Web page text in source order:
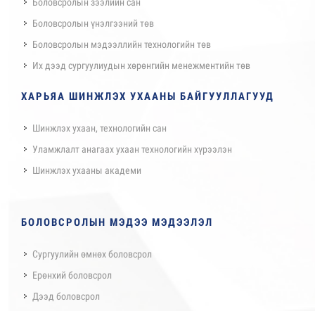
Боловсролын зээлийн сан
Боловсролын үнэлгээний төв
Боловсролын мэдээллийн технологийн төв
Их дээд сургуулиудын хөрөнгийн менежментийн төв
ХАРЬЯА ШИНЖЛЭХ УХААНЫ БАЙГУУЛЛАГУУД
Шинжлэх ухаан, технологийн сан
Уламжлалт анагаах ухаан технологийн хүрээлэн
Шинжлэх ухааны академи
БОЛОВСРОЛЫН МЭДЭЭ МЭДЭЭЛЭЛ
Сургуулийн өмнөх боловсрол
Ерөнхий боловсрол
Дээд боловсрол